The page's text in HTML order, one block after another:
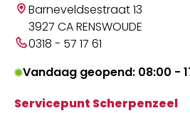
Barneveldsestraat 13
3927 CA RENSWOUDE
0318 - 57 17 61
Vandaag geopend: 08:00 -
Servicepunt Scherpenzeel